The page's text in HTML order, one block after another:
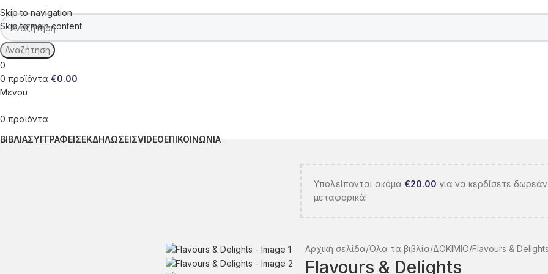
Skip to navigation
Skip to main content
Αναζήτηση
0
0 προϊόντα €0.00
Μενου
0 προϊόντα
ΒΙΒΛΙΑΣΥΓΓΡΑΦΕΙΣΕΚΔΗΛΩΣΕΙΣVIDEOΕΠΙΚΟΙΝΩΝΙΑ
Υπολείπονται ακόμα €20.00 για να κερδίσετε δωρεάν
μεταφορικά!
Αρχική σελίδα Όλα τα βιβλία ΔΟΚΙΜΙΟ Flavours &
Flavours & Delights